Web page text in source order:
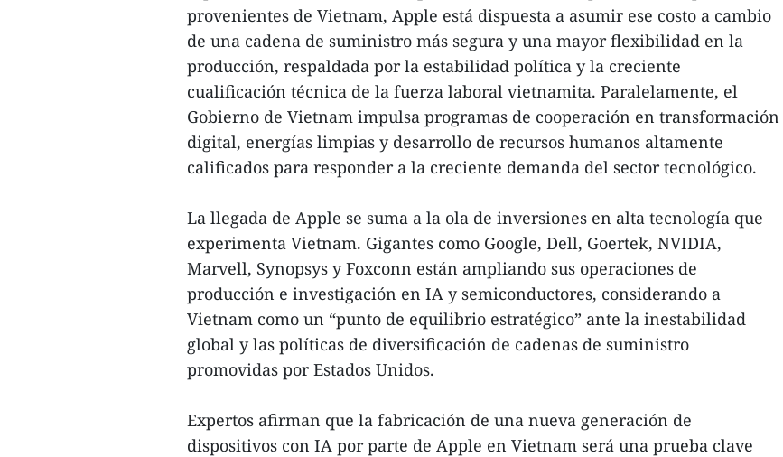
provenientes de Vietnam, Apple está dispuesta a asumir ese costo a cambio
de una cadena de suministro más segura y una mayor flexibilidad en la
producción, respaldada por la estabilidad política y la creciente
cualificación técnica de la fuerza laboral vietnamita. Paralelamente, el
Gobierno de Vietnam impulsa programas de cooperación en transformación
digital, energías limpias y desarrollo de recursos humanos altamente
calificados para responder a la creciente demanda del sector tecnológico.
La llegada de Apple se suma a la ola de inversiones en alta tecnología que
experimenta Vietnam. Gigantes como Google, Dell, Goertek, NVIDIA,
Marvell, Synopsys y Foxconn están ampliando sus operaciones de
producción e investigación en IA y semiconductores, considerando a
Vietnam como un “punto de equilibrio estratégico” ante la inestabilidad
global y las políticas de diversificación de cadenas de suministro
promovidas por Estados Unidos.
Expertos afirman que la fabricación de una nueva generación de
dispositivos con IA por parte de Apple en Vietnam será una prueba clave